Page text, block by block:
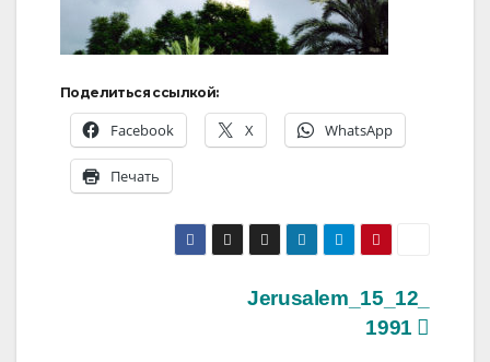
Поделиться ссылкой:
Facebook X WhatsApp
Печать
НавигацияJerusalem_15_12_
1991